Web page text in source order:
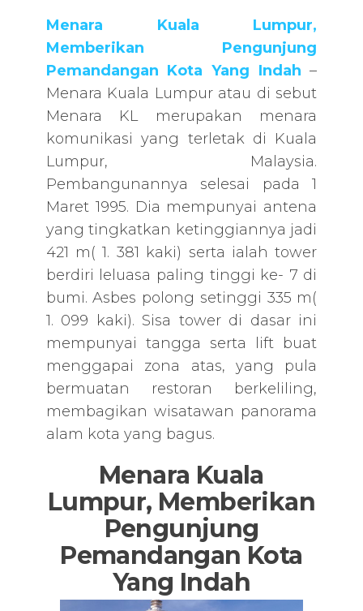
Menara Kuala Lumpur,
Memberikan Pengunjung
Pemandangan Kota Yang Indah –
Menara Kuala Lumpur atau di sebut
Menara KL merupakan menara
komunikasi yang terletak di Kuala
Lumpur, Malaysia.
Pembangunannya selesai pada 1
Maret 1995. Dia mempunyai antena
yang tingkatkan ketinggiannya jadi
421 m( 1. 381 kaki) serta ialah tower
berdiri leluasa paling tinggi ke- 7 di
bumi. Asbes polong setinggi 335 m(
1. 099 kaki). Sisa tower di dasar ini
mempunyai tangga serta lift buat
menggapai zona atas, yang pula
bermuatan restoran berkeliling,
membagikan wisatawan panorama
alam kota yang bagus.
Menara Kuala
Lumpur, Memberikan
Pengunjung
Pemandangan Kota
Yang Indah